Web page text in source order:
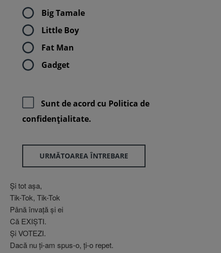
Big Tamale
Little Boy
Fat Man
Gadget
Sunt de acord cu Politica de
confidenţialitate.
URMĂTOAREA ÎNTREBARE
Şi tot aşa,
Tik-Tok, Tik-Tok
Până învaţă şi ei
Că EXIŞTI.
Şi VOTEZI.
Dacă nu ţi-am spus-o, ţi-o repet.